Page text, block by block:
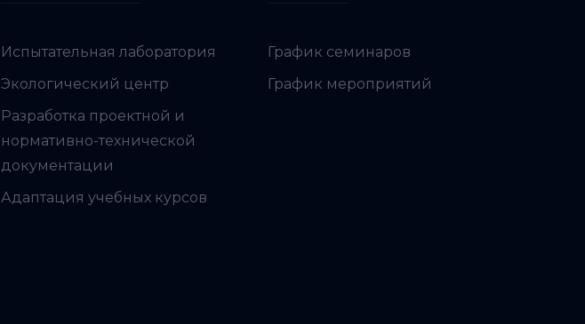
Испытательная лаборатория
Экологический центр
Разработка проектной и
нормативно-технической
документации
Адаптация учебных курсов
График семинаров
График мероприятий